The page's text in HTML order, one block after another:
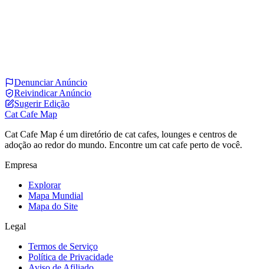
Denunciar Anúncio
Reivindicar Anúncio
Sugerir Edição
Cat Cafe Map
Cat Cafe Map é um diretório de cat cafes, lounges e centros de
adoção ao redor do mundo. Encontre um cat cafe perto de você.
Empresa
Explorar
Mapa Mundial
Mapa do Site
Legal
Termos de Serviço
Política de Privacidade